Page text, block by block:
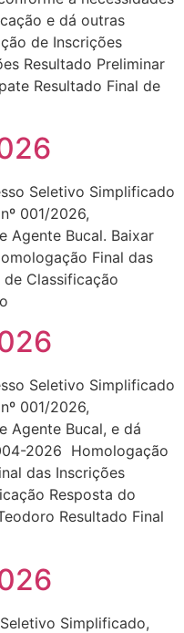
e dá outras
de Inscrições
Resultado Preliminar
Resultado Final de
Seletivo Simplificado
001/2026,
Agente Bucal. Baixar
Final das
de Classificação
Seletivo Simplificado
001/2026,
Agente Bucal, e dá
2026 Homologação
das Inscrições
Resposta do
Resultado Final
Simplificado,